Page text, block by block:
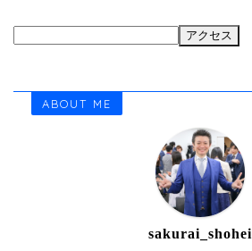
ABOUT ME
sakurai_shohei